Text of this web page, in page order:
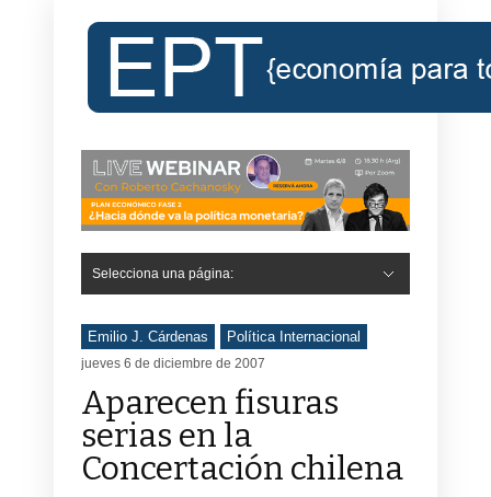
Selecciona una página:
Emilio J. Cárdenas Política Internacional
jueves 6 de diciembre de 2007
Aparecen fisuras
serias en la
Concertación chilena